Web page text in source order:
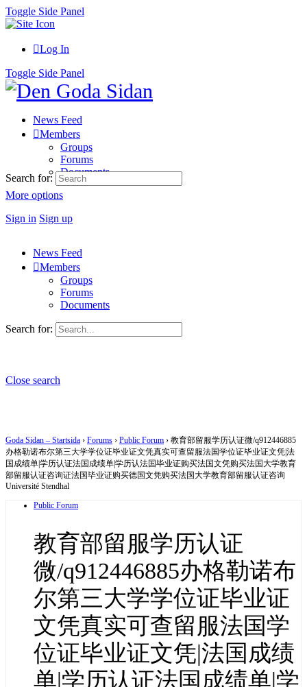
Toggle Side Panel
Log In
Toggle Side Panel
News Feed
Members
Groups
Forums
Documents
More options
Sign in Sign up
Search for:
News Feed
Members
Groups
Forums
Documents
Search for:
Close search
Goda Sidan – Startsida › Forums › Public Forum › 教育部留服学历认证微/q912446885
办格勒诺布尔第三大学学位证毕业证文凭真实可查留服法国学位证毕业证文凭|法
国成绩单|学历认证法国成绩单|学历认法国毕业证购买法国文凭购买法国大学教育
部留服认证咨询证法国毕业证购买德国文凭购买法国大学教育部留服认证咨询
Université Stendhal
Public Forum
教育部留服学历认证
微/q912446885办格勒诺布
尔第三大学学位证毕业证
文凭真实可查留服法国学
位证毕业证文凭|法国成绩
单|学历认证法国成绩单|学